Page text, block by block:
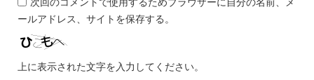
ールアドレス、サイトを保存する。
上に表示された文字を入力してください。